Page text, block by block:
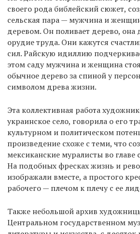
своего рода библейский сюжет,
сельская пара — мужчина и
деревом. Он поливает дерево, она
орудие труда. Они кажутся
сил. Райскую идиллию
этом саду мужчина и женщина
обычное дерево за спиной у
символом древа жизни.
Эта коллективная работа
украинское село, говорила о его
культурном и политическом
произведение схоже с теми, что
мексиканские муралисты во главе
На подобных фресках жизнь и
изображали вместе, а простого
рабочего — плечом к плечу с ее
Также небольшой архив
Центральном государственном